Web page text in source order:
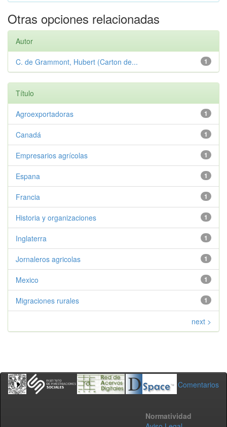
Otras opciones relacionadas
Autor
1
C. de Grammont, Hubert (Carton de...
Título
1
Agroexportadoras
1
Canadá
1
Empresarios agrícolas
1
Espana
1
Francia
1
Historia y organizaciones
1
Inglaterra
1
Jornaleros agricolas
1
Mexico
1
Migraciones rurales
next >
Comentarios
Normatividad